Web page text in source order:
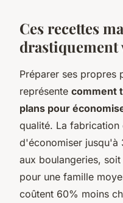
Ces recettes
drastiquement
Préparer ses propres
représente comment
plans pour
qualité. La
d'économiser jusqu'à
aux boulangeries,
pour une famille
coûtent 60% moins